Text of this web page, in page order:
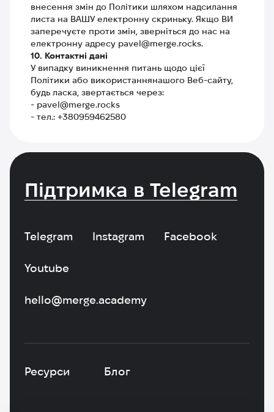
внесення змін до Політики шляхом надсилання
листа на ВАШУ електронну скриньку. Якщо ВИ
заперечуєте проти змін, зверніться до нас на
електронну адресу pavel@merge.rocks.
10. Контактні дані
У випадку виникнення питань щодо цієї
Політики або використаннянашого Веб-сайту,
будь ласка, звертається через:
- pavel@merge.rocks
- тел.: +380959462580
Підтримка в Telegram
Telegram Instagram Facebook
Youtube
hello@merge.academy
Ресурси Блог